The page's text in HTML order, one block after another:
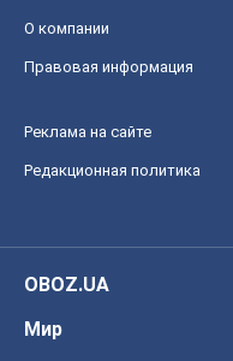
О компании
Правовая информация
Реклама на сайте
Редакционная политика
OBOZ.UA
Мир